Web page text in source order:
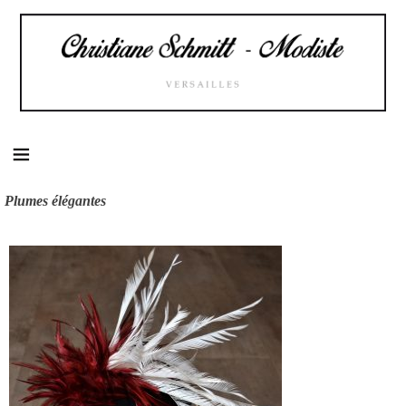
Plumes élégantes